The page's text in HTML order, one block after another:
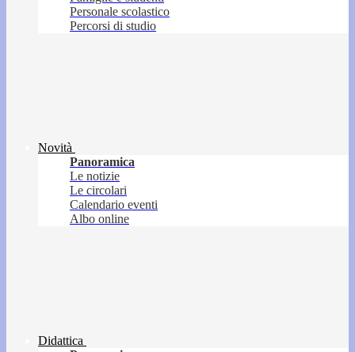
Personale scolastico
Percorsi di studio
Novità
Panoramica
Le notizie
Le circolari
Calendario eventi
Albo online
Didattica